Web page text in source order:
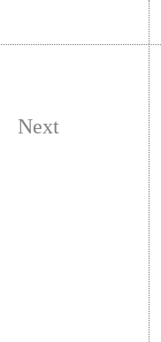
Next